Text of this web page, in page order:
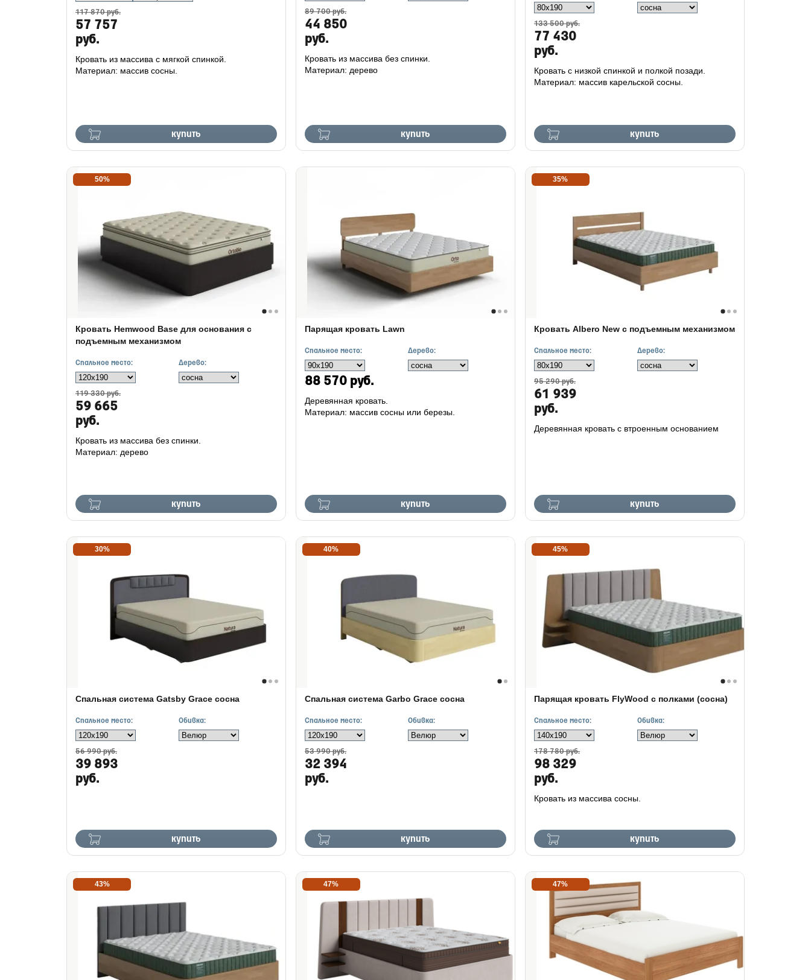
117 870 руб.
57 757
руб.
купить
Кровать из массива с мягкой спинкой.
Материал: массив сосны.
89 700 руб.
44 850
руб.
купить
Кровать из массива без спинки.
Материал: дерево
133 500 руб.
77 430
руб.
купить
Кровать с низкой спинкой и полкой позади.
Материал: массив карельской сосны.
50%
Кровать Hemwood Base для основания с
подъемным механизмом
Спальное место: Дерево:
119 330 руб.
59 665
руб.
купить
Кровать из массива без спинки.
Материал: дерево
Парящая кровать Lawn
Спальное место: Дерево:
88 570 руб.
купить
Деревянная кровать.
Материал: массив сосны или березы.
35%
Кровать Albero New с подъемным механизмом
Спальное место: Дерево:
95 290 руб.
61 939
руб.
купить
Деревянная кровать с втроенным основанием
30%
Спальная система Gatsby Grace сосна
Спальное место: Обивка:
56 990 руб.
39 893
руб.
купить
40%
Спальная система Garbo Grace сосна
Спальное место: Обивка:
53 990 руб.
32 394
руб.
купить
45%
Парящая кровать FlyWood с полками (сосна)
Спальное место: Обивка:
178 780 руб.
98 329
руб.
купить
Кровать из массива сосны.
43% 47% 47%